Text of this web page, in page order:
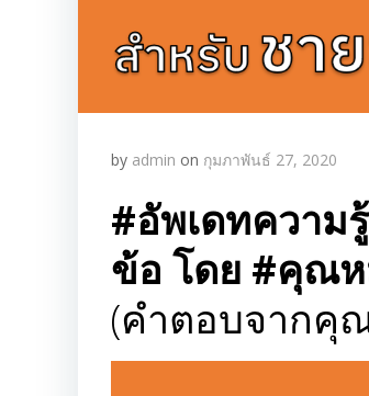
by admin on กุมภาพันธ์ 27, 2020
#อัพเดทความ
ข้อ โดย #คุณห
(คำตอบจากคุ